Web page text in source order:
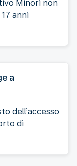
Minori non
anni
a
dell’accesso
di